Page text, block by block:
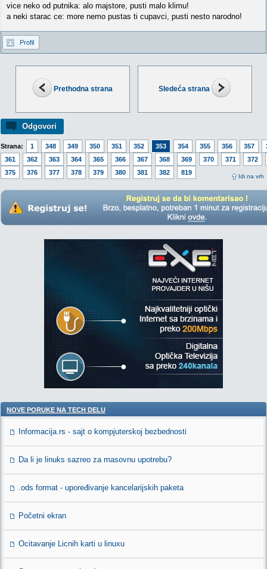
Prethodna strana Sledeća strana
Odgovori
Strana: 1 348 349 350 351 352 353 354 355 356 357
361
362 363 364 365 366 367 368 369 370 371
372
375
376 377 378 379 380 381 382 819
Idi na vrh
vice neko od putnika: alo majstore, pusti malo klimu!
a neki starac ce: more nemo pustas ti cupavci, pusti nesto narodno!
Profil
NOVE PORUKE NA TECH DELU
Informacija.rs - sajt o kompjuterskoj bezbednosti
Da li je linuks sazreo za masovnu upotrebu?
.ods format - upoređivanje kancelarijskih paketa
Početni ekran
Ocitavanje Licnih karti u linuxu